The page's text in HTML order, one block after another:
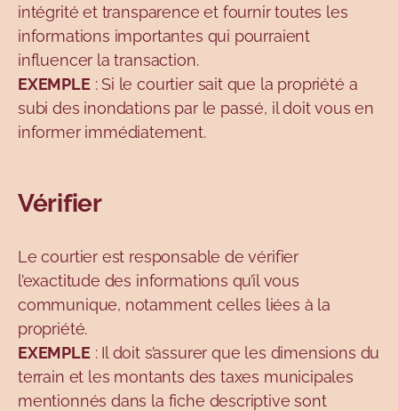
intégrité et transparence et fournir toutes les
informations importantes qui pourraient
influencer la transaction.
EXEMPLE: Si le courtier sait que la propriété a
subi des inondations par le passé, il doit vous en
informer immédiatement.
Vérifier
Le courtier est responsable de vérifier
l’exactitude des informations qu’il vous
communique, notamment celles liées à la
propriété.
EXEMPLE: Il doit s’assurer que les dimensions du
terrain et les montants des taxes municipales
mentionnés dans la fiche descriptive sont